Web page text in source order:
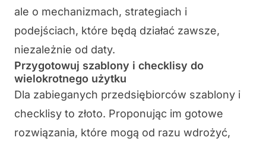
ale o mechanizmach, strategiach i
podejściach, które będą działać zawsze,
niezależnie od daty.
Przygotowuj szablony i checklisy do
wielokrotnego użytku
Dla zabieganych przedsiębiorców szablony i
checklisy to złoto. Proponując im gotowe
rozwiązania, które mogą od razu wdrożyć,